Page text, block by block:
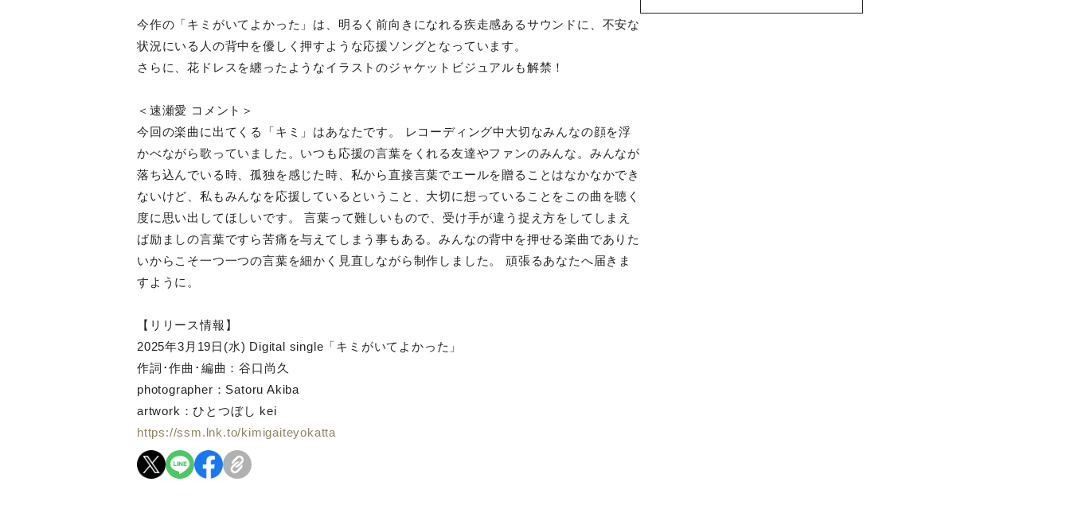
今作の「キミがいてよかった」は、明るく前向きになれる疾走感あるサウンドに、不安な
状況にいる人の背中を優しく押すような応援ソングとなっています。
さらに、花ドレスを纏ったようなイラストのジャケットビジュアルも解禁！
＜速瀬愛 コメント＞
今回の楽曲に出てくる「キミ」はあなたです。 レコーディング中大切なみんなの顔を浮
かべながら歌っていました。いつも応援の言葉をくれる友達やファンのみんな。みんなが
落ち込んでいる時、孤独を感じた時、私から直接言葉でエールを贈ることはなかなかでき
ないけど、私もみんなを応援しているということ、大切に想っていることをこの曲を聴く
度に思い出してほしいです。 言葉って難しいもので、受け手が違う捉え方をしてしまえ
ば励ましの言葉ですら苦痛を与えてしまう事もある。みんなの背中を押せる楽曲でありた
いからこそ一つ一つの言葉を細かく見直しながら制作しました。 頑張るあなたへ届きま
すように。
【リリース情報】
2025年3月19日(水) Digital single「キミがいてよかった」
作詞･作曲･編曲：谷口尚久
photographer：Satoru Akiba
artwork：ひとつぼし kei
https://ssm.lnk.to/kimigaiteyokatta